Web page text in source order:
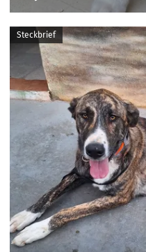
Steckbrief